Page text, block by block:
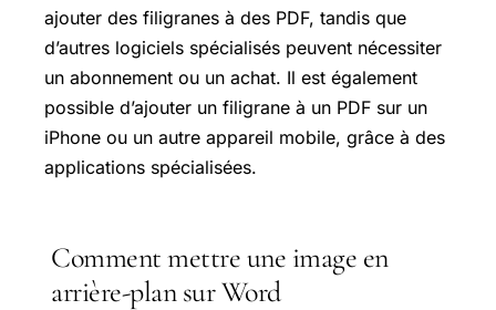
ajouter des filigranes à des PDF, tandis que
d’autres logiciels spécialisés peuvent nécessiter
un abonnement ou un achat. Il est également
possible d’ajouter un filigrane à un PDF sur un
iPhone ou un autre appareil mobile, grâce à des
applications spécialisées.
Comment mettre une image en
arrière-plan sur Word